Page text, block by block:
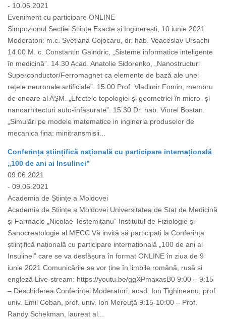
- 10.06.2021
Eveniment cu participare ONLINE
Simpozionul Secției Științe Exacte și Inginerești, 10 iunie 2021
Moderatori: m.c. Svetlana Cojocaru, dr. hab. Veaceslav Ursachi
14.00 M. c. Constantin Gaindric, „Sisteme informatice inteligente
în medicină”. 14.30 Acad. Anatolie Sidorenko, „Nanostructuri
Superconductor/Ferromagnet ca elemente de bază ale unei
rețele neuronale artificiale”. 15.00 Prof. Vladimir Fomin, membru
de onoare al AȘM. „Efectele topologiei și geometriei în micro- și
nanoarhitecturi auto-înfășurate”. 15.30 Dr. hab. Viorel Bostan.
„Simulări pe modele matematice in ingineria produselor de
mecanica fina: minitransmisii...
Conferința științifică națională cu participare internațională
„100 de ani ai Insulinei”
09.06.2021
- 09.06.2021
Academia de Științe a Moldovei
Academia de Științe a Moldovei Universitatea de Stat de Medicină
și Farmacie „Nicolae Testemițanu” Institutul de Fiziologie și
Sanocreatologie al MECC Vă invită să participați la Conferința
științifică națională cu participare internațională „100 de ani ai
Insulinei” care se va desfășura în format ONLINE în ziua de 9
iunie 2021 Comunicările se vor ține în limbile română, rusă și
engleză Live-stream: https://youtu.be/ggXPmaxasB0 9:00 – 9:15
– Deschiderea Conferinței Moderatori: acad. Ion Tighineanu, prof.
univ. Emil Ceban, prof. univ. Ion Mereuță 9:15-10:00 – Prof.
Randy Schekman, laureat al...